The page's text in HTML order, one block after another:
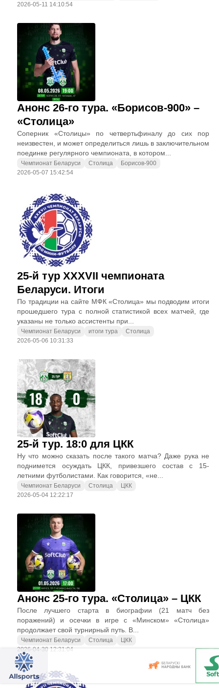
2026-05-11 14:10:54
Анонс 26-го тура. «Борисов-900» –
«Столица»
Соперник «Столицы» по четвертьфиналу до сих пор
неизвестен, и может определиться лишь в заключительном
поединке регулярного чемпионата, в котором...
Чемпионат Беларуси Столица
Борисов-900
2026-05-07 15:42:54
25-й тур XXXVII чемпионата
Беларуси. Итоги
По традиции на сайте МФК «Столица» мы подводим итоги
прошедшего тура с полной статистикой всех матчей, где
указаны не только ассистенты при...
Чемпионат Беларуси итоги тура
Столица
2026-05-06 10:31:33
25-й тур. 18:0 для ЦКК
Ну что можно сказать после такого матча? Даже рука не
поднимется осуждать ЦКК, привезшего состав с 15-
летними футболистами. Как говорится, «не...
Чемпионат Беларуси Столица
ЦКК
2026-05-04 12:22:17
Анонс 25-го тура. «Столица» – ЦКК
После лучшего старта в биографии (21 матч без
поражений) и осечки в игре с «Минском» «Столица»
продолжает свой турнирный путь. В...
Чемпионат Беларуси Столица
ЦКК
2026-04-30 12:31:04